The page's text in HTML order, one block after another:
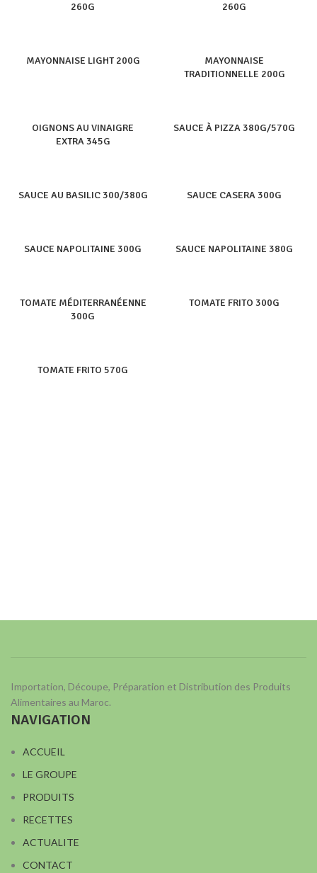
260G
260G
MAYONNAISE LIGHT 200G
MAYONNAISE
TRADITIONNELLE 200G
OIGNONS AU VINAIGRE
EXTRA 345G
SAUCE À PIZZA 380G/570G
SAUCE AU BASILIC 300/380G SAUCE CASERA 300G
SAUCE NAPOLITAINE 300G SAUCE NAPOLITAINE 380G
TOMATE MÉDITERRANÉENNE
300G
TOMATE FRITO 300G
TOMATE FRITO 570G
Importation, Découpe, Préparation et Distribution des Produits
Alimentaires au Maroc.
NAVIGATION
ACCUEIL
LE GROUPE
PRODUITS
RECETTES
ACTUALITE
CONTACT